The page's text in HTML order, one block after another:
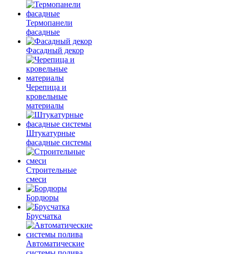
Термопанели
фасадные
Фасадный декор
Черепица и
кровельные
материалы
Штукатурные
фасадные системы
Строительные
смеси
Бордюры
Брусчатка
Автоматические